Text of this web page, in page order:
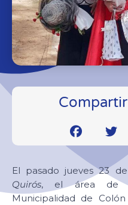
El pasado jueves 23
Quirós, el área
Municipalidad de Colón